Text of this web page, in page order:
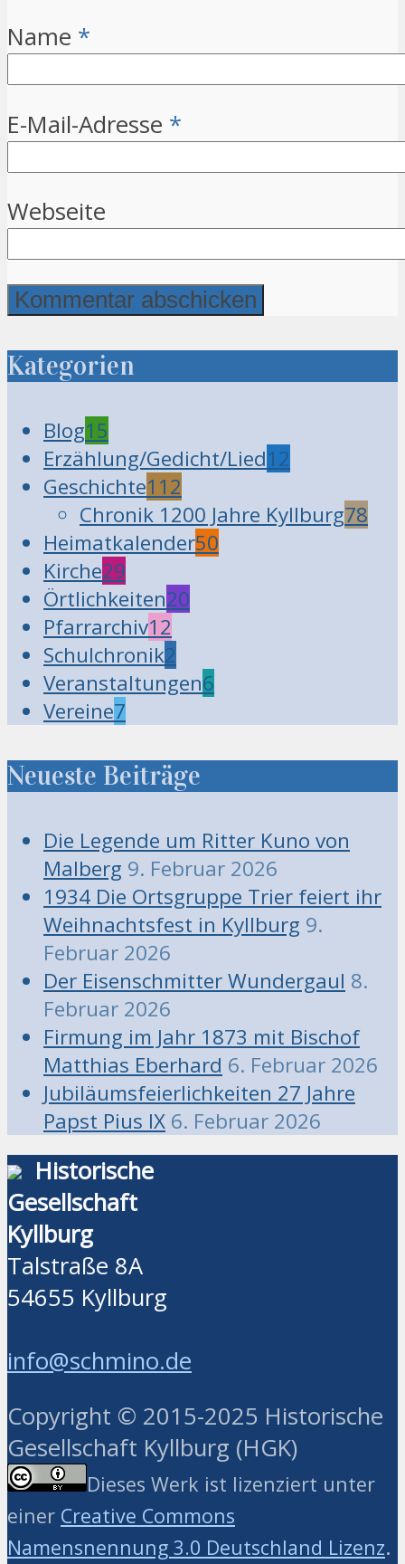
Name *
E-Mail-Adresse *
Webseite
Kategorien
Blog15
Erzählung/Gedicht/Lied12
Geschichte112
Chronik 1200 Jahre Kyllburg78
Heimatkalender50
Kirche29
Örtlichkeiten20
Pfarrarchiv12
Schulchronik2
Veranstaltungen6
Vereine7
Neueste Beiträge
Die Legende um Ritter Kuno von
Malberg 9. Februar 2026
1934 Die Ortsgruppe Trier feiert ihr
Weihnachtsfest in Kyllburg 9.
Februar 2026
Der Eisenschmitter Wundergaul 8.
Februar 2026
Firmung im Jahr 1873 mit Bischof
Matthias Eberhard 6. Februar 2026
Jubiläumsfeierlichkeiten 27 Jahre
Papst Pius IX 6. Februar 2026
Historische
Gesellschaft
Kyllburg
Talstraße 8A
54655 Kyllburg
info@schmino.de
Copyright © 2015-2025 Historische
Gesellschaft Kyllburg (HGK)
Dieses Werk ist lizenziert unter
einer Creative Commons
Namensnennung 3.0 Deutschland Lizenz.